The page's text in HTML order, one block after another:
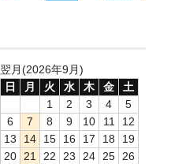
翌月(2026年9月)
日
月 火 水 木 金
土
1
2 3 4
5
6
7 8 9 10 11
12
13
14 15 16 17 18
19
20 21 22 23 24 25 26